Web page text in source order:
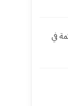
في